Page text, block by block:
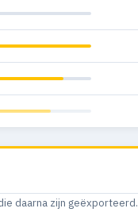
daarna zijn geëxporteerd.